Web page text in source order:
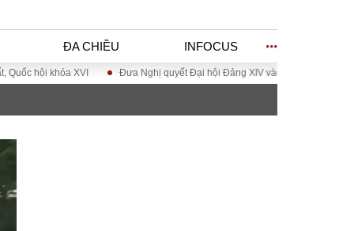
ĐA CHIỀU INFOCUS
– Đô thị
khóa XVI Đưa Nghị quyết Đại hội Đảng XIV vào cuộc sống